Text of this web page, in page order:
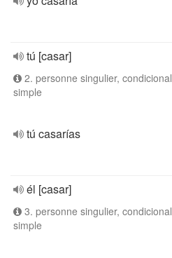
tú [casar]
2. personne singulier, condicional
simple
tú casarías
él [casar]
3. personne singulier, condicional
simple